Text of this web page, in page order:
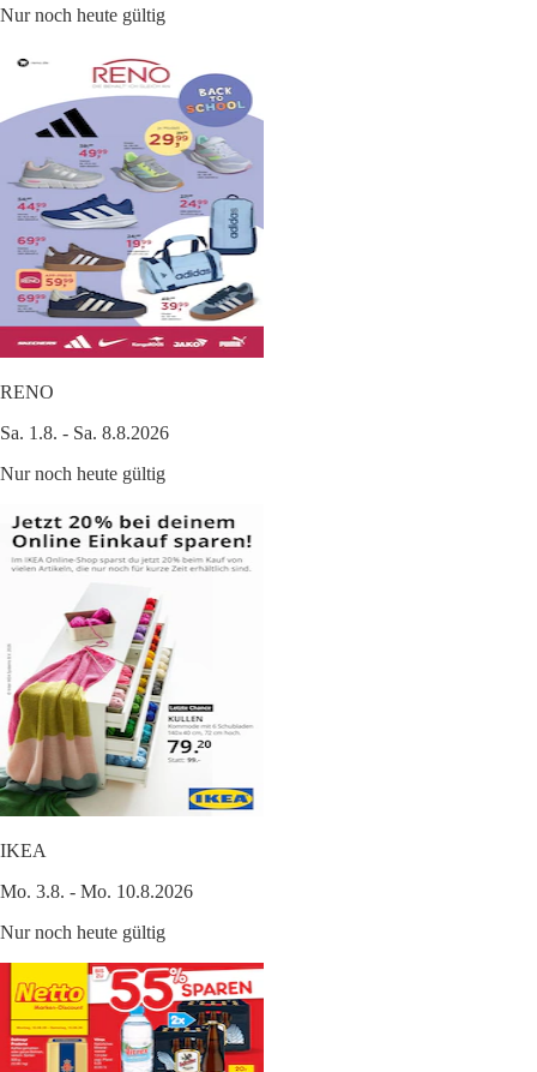
Nur noch heute gültig
RENO
Sa. 1.8. - Sa. 8.8.2026
Nur noch heute gültig
IKEA
Mo. 3.8. - Mo. 10.8.2026
Nur noch heute gültig